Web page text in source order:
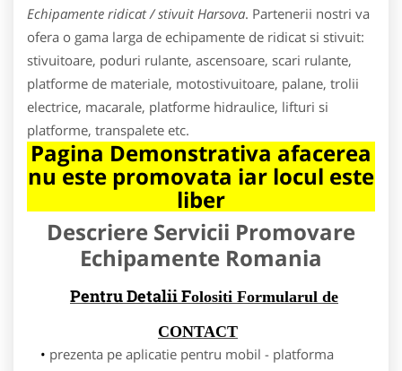
Echipamente ridicat / stivuit Harsova. Partenerii nostri va
ofera o gama larga de echipamente de ridicat si stivuit:
stivuitoare, poduri rulante, ascensoare, scari rulante,
platforme de materiale, motostivuitoare, palane, trolii
electrice, macarale, platforme hidraulice, lifturi si
platforme, transpalete etc.
Pagina Demonstrativa afacerea
nu este promovata iar locul este
liber
Descriere Servicii Promovare
Echipamente Romania
Pentru Detalii Folositi Formularul de
CONTACT
prezenta pe aplicatie pentru mobil - platforma